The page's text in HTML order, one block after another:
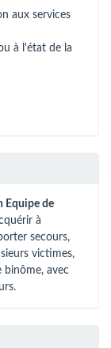
aux services
à l'état de la
Equipe de
à
secours,
victimes,
binôme, avec